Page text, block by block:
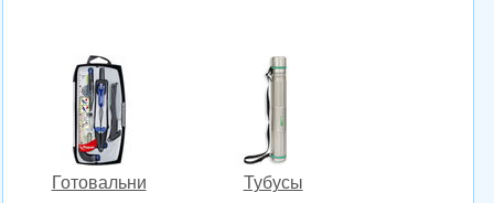
Готовальни Тубусы